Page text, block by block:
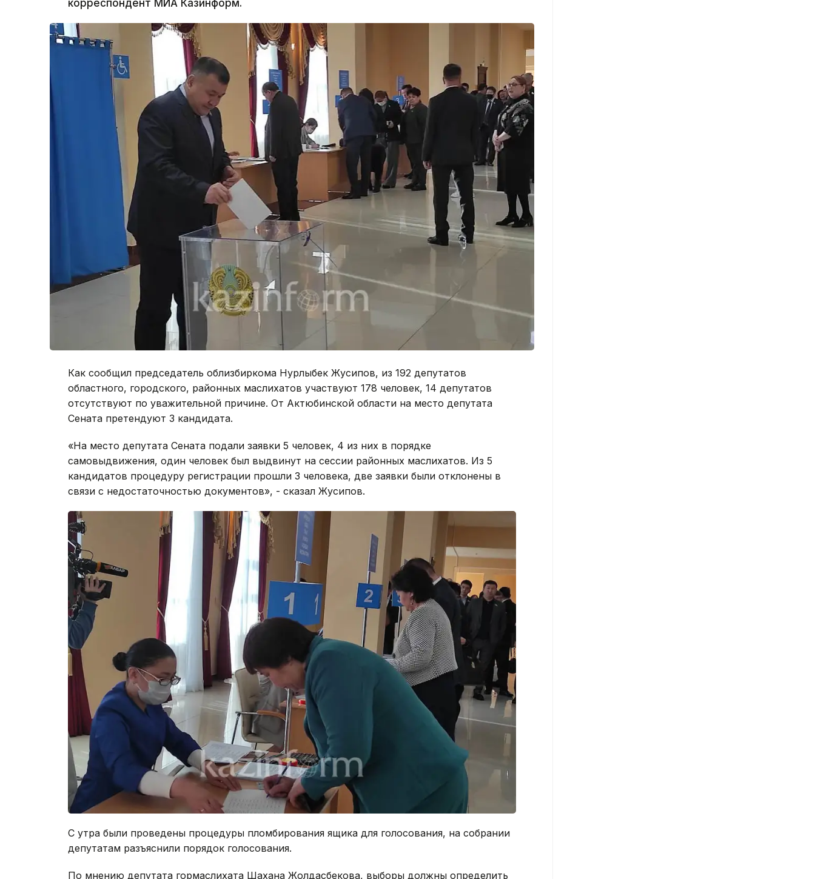
корреспондент МИА Казинформ.
Как сообщил председатель облизбиркома Нурлыбек Жусипов, из 192 депутатов
областного, городского, районных маслихатов участвуют 178 человек, 14 депутатов
отсутствуют по уважительной причине. От Актюбинской области на место депутата
Сената претендуют 3 кандидата.
«На место депутата Сената подали заявки 5 человек, 4 из них в порядке
самовыдвижения, один человек был выдвинут на сессии районных маслихатов. Из 5
кандидатов процедуру регистрации прошли 3 человека, две заявки были отклонены в
связи с недостаточностью документов», - сказал Жусипов.
С утра были проведены процедуры пломбирования ящика для голосования, на собрании
депутатам разъяснили порядок голосования.
По мнению депутата гормаслихата Шахана Жолдасбекова, выборы должны определить